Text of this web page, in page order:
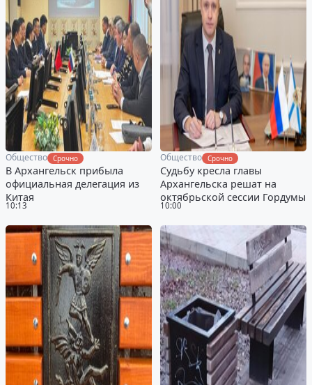
10:13
Общество Срочно
В Архангельск прибыла
официальная делегация из
Китая
10:00
Общество Срочно
Судьбу кресла главы
Архангельска решат на
октябрьской сессии Гордумы